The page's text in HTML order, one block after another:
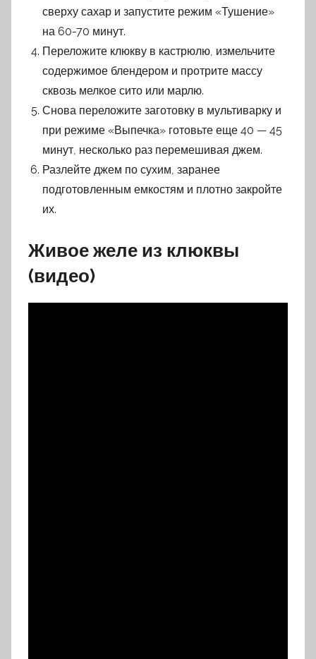
сверху сахар и запустите режим «Тушение»
на 60-70 минут.
Переложите клюкву в кастрюлю, измельчите
содержимое блендером и протрите массу
сквозь мелкое сито или марлю.
Снова переложите заготовку в мультиварку и
при режиме «Выпечка» готовьте еще 40 — 45
минут, несколько раз перемешивая джем.
Разлейте джем по сухим, заранее
подготовленным емкостям и плотно закройте
их.
Живое желе из клюквы
(видео)